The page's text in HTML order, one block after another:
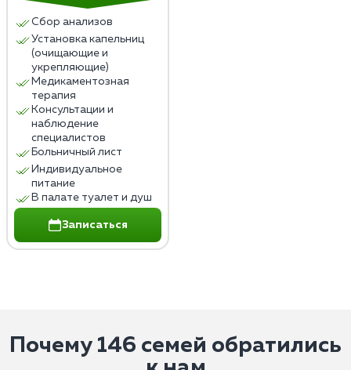
Сбор анализов
Установка капельниц
(очищающие и
укрепляющие)
Медикаментозная
терапия
Консультации и
наблюдение
специалистов
Больничный лист
Индивидуальное
питание
В палате туалет и душ
Записаться
Почему 146 семей обратились